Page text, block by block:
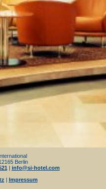
Berlin
| info@si-hotel.com
| Impressum